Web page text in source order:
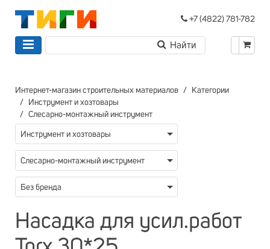
+7 (4822) 781-782
Интернет-магазин строительных материалов
Категории
Инструмент и хозтовары
Слесарно-монтажный инструмент
Инструмент и хозтовары
Слесарно-монтажный инструмент
Без бренда
Насадка для усил.работ